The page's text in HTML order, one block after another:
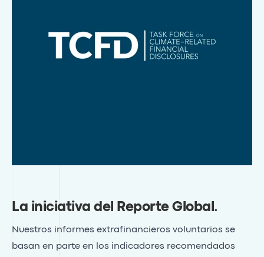
La iniciativa del Reporte Global .
Nuestros informes extrafinancieros voluntarios se
basan en parte en los indicadores recomendados